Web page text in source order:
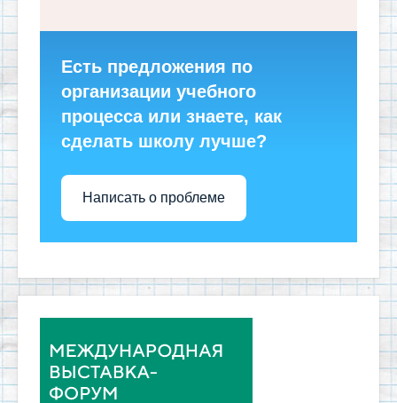
Есть предложения по
организации учебного
процесса или знаете, как
сделать школу лучше?
Написать о проблеме